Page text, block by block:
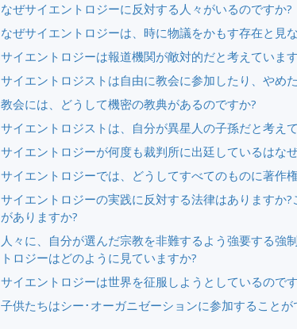
なぜサイエントロジーに反対する人々がいるのですか?
なぜサイエントロジーは、時に物議をかもす存在と見
サイエントロジーは報道機関が敵対的だと考えていま
サイエントロジストは自由に教会に参加したり、やめ
教会には、どうして機密の教典があるのですか?
サイエントロジストは、自分が異星人の子孫だと考え
サイエントロジーが何度も裁判所に出廷しているはな
サイエントロジーでは、どうしてすべてのものに著作
サイエントロジーの実践に反対する法律はありますか?
がありますか?
人々に、自分が選んだ宗教を非難するよう強要する強
トロジーはどのように見ていますか?
サイエントロジーは世界を征服しようとしているので
子供たちはシー･オーガニゼーションに参加することが